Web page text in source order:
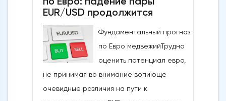
отметили, что пара GBP/USD столкнулась
прорыв действительно угрожает
большему росту, немедленное ралли
может быть уязвимым, пока ниже 1.3746 -
следите за закрытием недели. Максимум
был зарегистрирован на той неделе,
EUR/USD продолжится
Фундаментальный прогноз
по Евро медвежийТрудно
оценить потенциал евро,
не принимая во внимание вопиюще
очевидные различия на пути к